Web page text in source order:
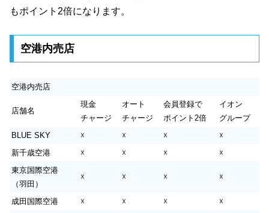
もポイント2倍になります。
空港内売店
空港内売店
店舗名
現金
チャージ
オート
チャージ
会員登録で
ポイント2倍
イオン
グループ
BLUE SKY
☓ ☓ ☓
☓
新千歳空港
☓ ☓ ☓
☓
東京国際空港
（羽田）
☓ ☓ ☓ ☓
成田国際空港 ☓ ☓ ☓
☓